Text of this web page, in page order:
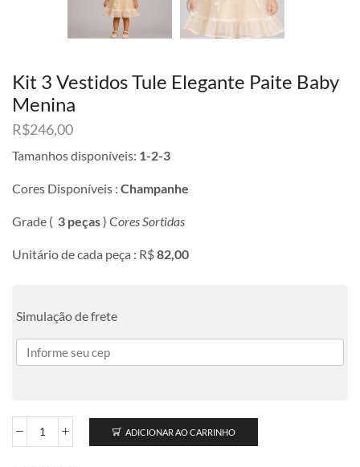
Kit 3 Vestidos Tule Elegante Paite Baby
Menina
R$246,00
Tamanhos disponíveis: 1-2-3
Cores Disponíveis : Champanhe
Grade ( 3 peças) Cores Sortidas
Unitário de cada peça : R$82,00
Simulação de frete
ADICIONAR AO CARRINHO